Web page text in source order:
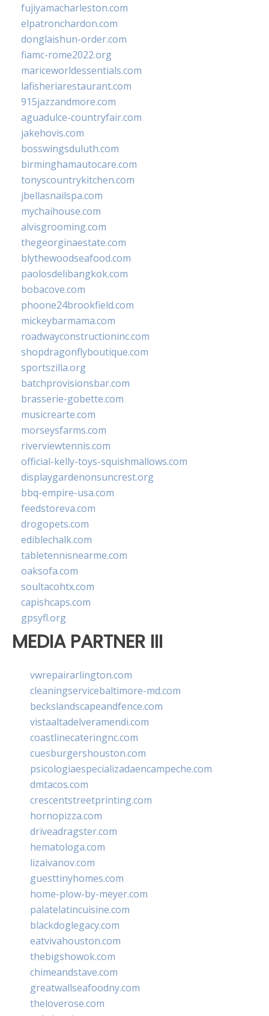
fujiyamacharleston.com
elpatronchardon.com
donglaishun-order.com
fiamc-rome2022.org
mariceworldessentials.com
lafisheriarestaurant.com
915jazzandmore.com
aguadulce-countryfair.com
jakehovis.com
bosswingsduluth.com
birminghamautocare.com
tonyscountrykitchen.com
jbellasnailspa.com
mychaihouse.com
alvisgrooming.com
thegeorginaestate.com
blythewoodseafood.com
paolosdelibangkok.com
bobacove.com
phoone24brookfield.com
mickeybarmama.com
roadwayconstructioninc.com
shopdragonflyboutique.com
sportszilla.org
batchprovisionsbar.com
brasserie-gobette.com
musicrearte.com
morseysfarms.com
riverviewtennis.com
official-kelly-toys-squishmallows.com
displaygardenonsuncrest.org
bbq-empire-usa.com
feedstoreva.com
drogopets.com
ediblechalk.com
tabletennisnearme.com
oaksofa.com
soultacohtx.com
capishcaps.com
gpsyfl.org
MEDIA PARTNER III
vwrepairarlington.com
cleaningservicebaltimore-md.com
beckslandscapeandfence.com
vistaaltadelveramendi.com
coastlinecateringnc.com
cuesburgershouston.com
psicologiaespecializadaencampeche.com
dmtacos.com
crescentstreetprinting.com
hornopizza.com
driveadragster.com
hematologa.com
lizaivanov.com
guesttinyhomes.com
home-plow-by-meyer.com
palatelatincuisine.com
blackdoglegacy.com
eatvivahouston.com
thebigshowok.com
chimeandstave.com
greatwallseafoodny.com
theloverose.com